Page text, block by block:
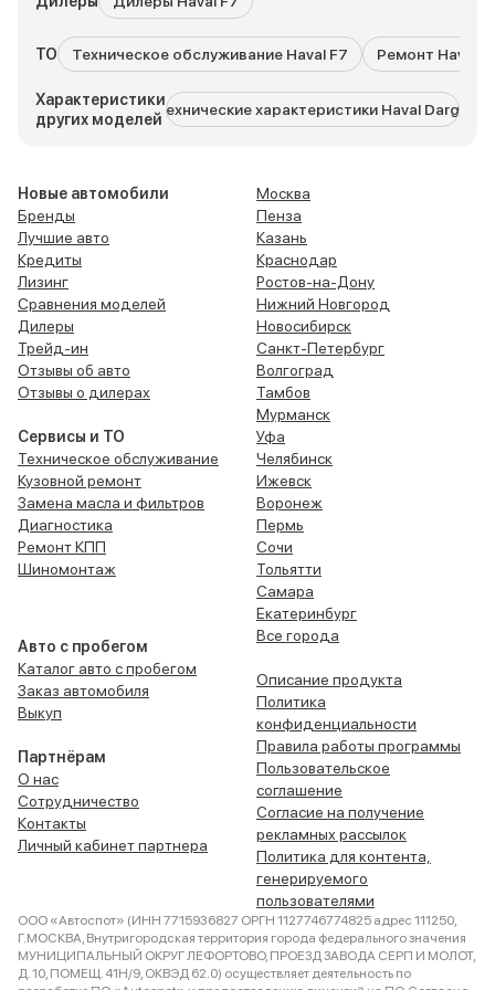
ТО Техническое обслуживание Haval F7 Ремонт Haval
Характеристики
других моделей
Технические характеристики Haval Dargo
Новые автомобили
Бренды
Лучшие авто
Кредиты
Лизинг
Сравнения моделей
Дилеры
Трейд-ин
Отзывы об авто
Отзывы о дилерах
Сервисы и ТО
Техническое обслуживание
Кузовной ремонт
Замена масла и фильтров
Диагностика
Ремонт КПП
Шиномонтаж
Авто с пробегом
Каталог авто с пробегом
Заказ автомобиля
Выкуп
Партнёрам
О нас
Сотрудничество
Контакты
Личный кабинет партнера
Москва
Пенза
Казань
Краснодар
Ростов-на-Дону
Нижний Новгород
Новосибирск
Санкт-Петербург
Волгоград
Тамбов
Мурманск
Уфа
Челябинск
Ижевск
Воронеж
Пермь
Сочи
Тольятти
Самара
Екатеринбург
Все города
Описание продукта
Политика
конфиденциальности
Правила работы программы
Пользовательское
соглашение
Согласие на получение
рекламных рассылок
Политика для контента,
генерируемого
пользователями
ООО «Автоспот» (ИНН 7715936827 ОРГН 1127746774825 адрес 111250,
Г.МОСКВА, Внутригородская территория города федерального значения
МУНИЦИПАЛЬНЫЙ ОКРУГ ЛЕФОРТОВО, ПРОЕЗД ЗАВОДА СЕРП И МОЛОТ,
Д. 10, ПОМЕЩ. 41Н/9, ОКВЭД 62.0) осуществляет деятельность по